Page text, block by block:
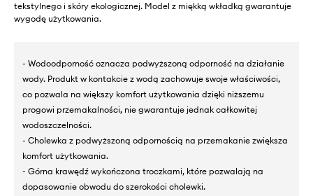
tekstylnego i skóry ekologicznej. Model z miękką wkładką gwarantuje
wygodę użytkowania.
- Wodoodporność oznacza podwyższoną odporność na działanie
wody. Produkt w kontakcie z wodą zachowuje swoje właściwości,
co pozwala na większy komfort użytkowania dzięki niższemu
progowi przemakalności, nie gwarantuje jednak całkowitej
wodoszczelności.
- Cholewka z podwyższoną odpornością na przemakanie zwiększa
komfort użytkowania.
- Górna krawędź wykończona troczkami, które pozwalają na
dopasowanie obwodu do szerokości cholewki.